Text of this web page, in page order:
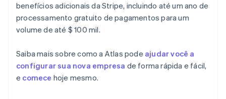
benefícios adicionais da Stripe, incluindo até um ano de
processamento gratuito de pagamentos para um
volume de até $ 100 mil.
Saiba mais sobre como a Atlas pode ajudar você a
configurar sua nova empresa de forma rápida e fácil,
e comece hoje mesmo.